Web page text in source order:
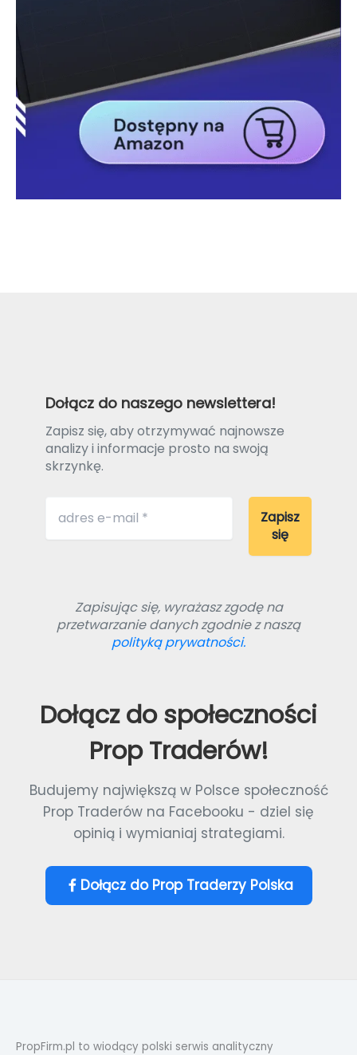
Dołącz do naszego newslettera!
Zapisz się, aby otrzymywać najnowsze
analizy i informacje prosto na swoją
skrzynkę.
Zapisując się, wyrażasz zgodę na
przetwarzanie danych zgodnie z naszą
polityką prywatności.
Dołącz do społeczności
Prop Traderów!
Budujemy największą w Polsce społeczność
Prop Traderów na Facebooku - dziel się
opinią i wymianiaj strategiami.
Dołącz do Prop Traderzy Polska
PropFirm.pl to wiodący polski serwis analityczny